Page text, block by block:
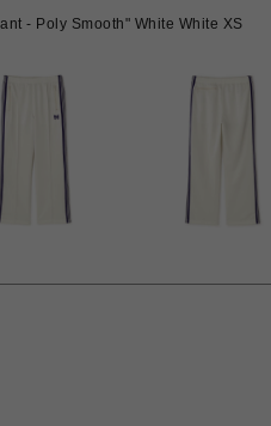
- Poly Smooth" White White XS